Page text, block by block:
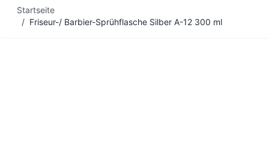
Startseite
/ Friseur-/ Barbier-Sprühflasche Silber A-12 300 ml